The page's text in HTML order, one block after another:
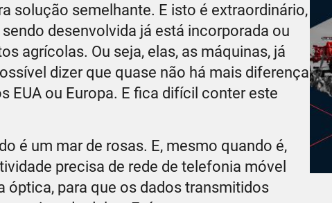
solução semelhante. E isto é extraordinário,
desenvolvida já está incorporada ou
agrícolas. Ou seja, elas, as máquinas, já
dizer que quase não há mais diferença
EUA ou Europa. E fica difícil conter este
é um mar de rosas. E, mesmo quando é,
precisa de rede de telefonia móvel
óptica, para que os dados transmitidos